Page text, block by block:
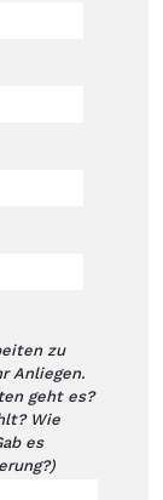
zu
Anliegen.
geht es?
Wie
es